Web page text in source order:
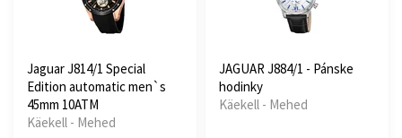
Jaguar J814/1 Special
Edition automatic men`s
45mm 10ATM
Käekell - Mehed
JAGUAR J884/1 - Pánske
hodinky
Käekell - Mehed